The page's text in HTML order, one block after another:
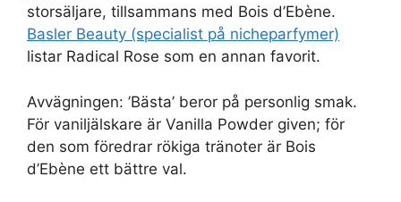
storsäljare, tillsammans med Bois d’Ebène.
Basler Beauty (specialist på nicheparfymer)
listar Radical Rose som en annan favorit.
Avvägningen: ’Bästa’ beror på personlig smak.
För vaniljälskare är Vanilla Powder given; för
den som föredrar rökiga tränoter är Bois
d’Ebène ett bättre val.